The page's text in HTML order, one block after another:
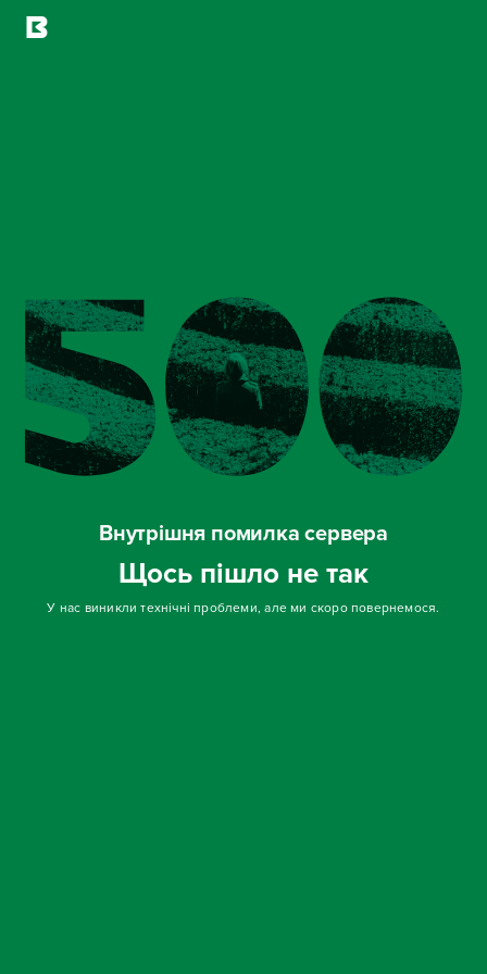
Внутрішня помилка сервера
Щось пішло не так
У нас виникли технічні проблеми, але ми скоро повернемося.